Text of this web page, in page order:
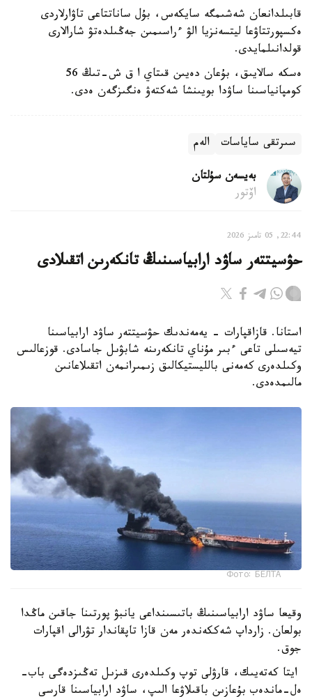
قابىلدانعان شەشىمگە سايكەس، بۇل ساناتتاعى تاۋارلاردى
ەكسپورتتاۋعا ليتسەنزيا الۋ ءراسىمىن جەڭىلدەتۋ شارالارى
قولدانىلمايدى.
ەسكە سالايىق، بۇعان دەيىن قىتاي ا ق ش-تىڭ 56
كومپانياسىنا ساۋدا بويىنشا شەكتەۋ ەنگىزگەن ەدى.
سىرتقى ساياسات الەم
بەيسەن سۇلتان
اۆتور
22:44, 05 تامىز 2026
حۋسيتتەر ساۋد ارابياسىنىڭ تانكەرىن اتقىلادى
استانا. قازاقپارات - يەمەندىك حۋسيتتەر ساۋد ارابياسىنا
تيەسىلى تاعى ءبىر مۇناي تانكەرىنە شابۋىل جاسادى. قوزعالىس
وكىلدەرى كەمەنى بالليستيكالىق زىمىرانمەن اتقىلاعانىن
مالىمدەدى.
Фото: БЕЛТА
وقيعا ساۋد ارابياسىنىڭ باتىسىنداعى يانبۋ پورتىنا جاقىن ماڭدا
بولعان. زارداپ شەككەندەر مەن قازا تاپقاندار تۋرالى اقپارات
جوق.
ايتا كەتەيىك، قارۋلى توپ وكىلدەرى قىزىل تەڭىزدەگى باب-
ەل-ماندەب بۇعازىن باقىلاۋعا الىپ، ساۋد ارابياسىنا قارسى